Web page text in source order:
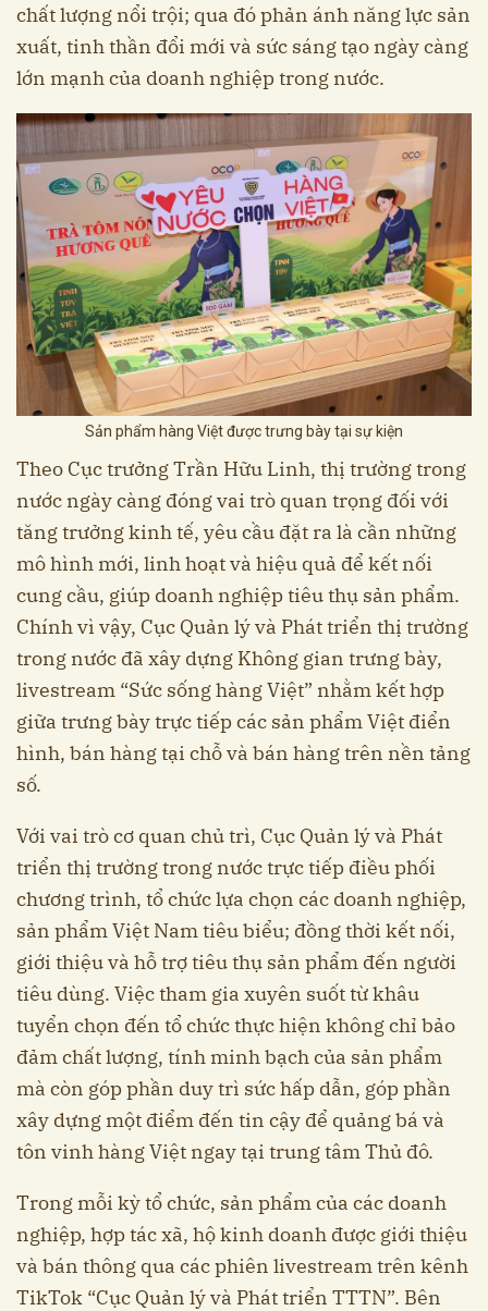
chất lượng nổi trội; qua đó phản ánh năng lực sản
xuất, tinh thần đổi mới và sức sáng tạo ngày càng
lớn mạnh của doanh nghiệp trong nước.
Sản phẩm hàng Việt được trưng bày tại sự kiện
Theo Cục trưởng Trần Hữu Linh, thị trường trong
nước ngày càng đóng vai trò quan trọng đối với
tăng trưởng kinh tế, yêu cầu đặt ra là cần những
mô hình mới, linh hoạt và hiệu quả để kết nối
cung cầu, giúp doanh nghiệp tiêu thụ sản phẩm.
Chính vì vậy, Cục Quản lý và Phát triển thị trường
trong nước đã xây dựng Không gian trưng bày,
livestream “Sức sống hàng Việt” nhằm kết hợp
giữa trưng bày trực tiếp các sản phẩm Việt điển
hình, bán hàng tại chỗ và bán hàng trên nền tảng
số.
Với vai trò cơ quan chủ trì, Cục Quản lý và Phát
triển thị trường trong nước trực tiếp điều phối
chương trình, tổ chức lựa chọn các doanh nghiệp,
sản phẩm Việt Nam tiêu biểu; đồng thời kết nối,
giới thiệu và hỗ trợ tiêu thụ sản phẩm đến người
tiêu dùng. Việc tham gia xuyên suốt từ khâu
tuyển chọn đến tổ chức thực hiện không chỉ bảo
đảm chất lượng, tính minh bạch của sản phẩm
mà còn góp phần duy trì sức hấp dẫn, góp phần
xây dựng một điểm đến tin cậy để quảng bá và
tôn vinh hàng Việt ngay tại trung tâm Thủ đô.
Trong mỗi kỳ tổ chức, sản phẩm của các doanh
nghiệp, hợp tác xã, hộ kinh doanh được giới thiệu
và bán thông qua các phiên livestream trên kênh
TikTok “Cục Quản lý và Phát triển TTTN”. Bên